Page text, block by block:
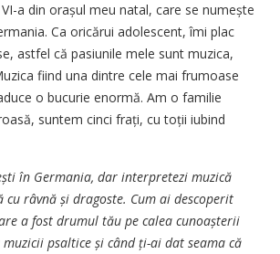
a din orașul meu natal, care se numește
Ca oricărui adolescent, îmi plac
astfel că pasiunile mele sunt muzica,
fiind una dintre cele mai frumoase
o bucurie enormă. Am o familie
suntem cinci frați, cu toții iubind
în Germania, dar interpretezi muzică
râvnă și dragoste. Cum ai descoperit
a fost drumul tău pe calea cunoașterii
psaltice și când ți-ai dat seama că